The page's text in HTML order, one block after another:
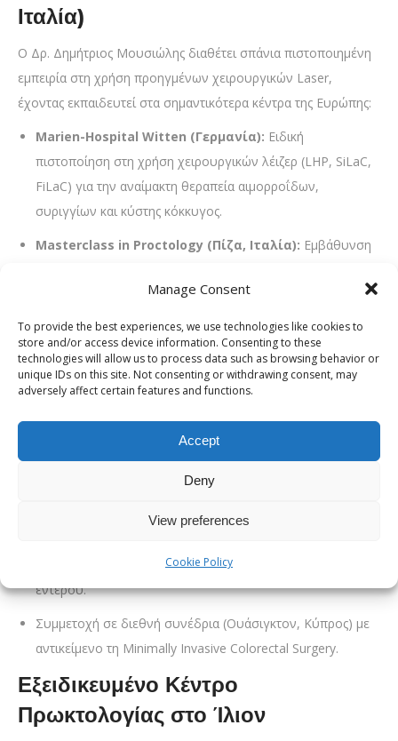
Manage Consent
To provide the best experiences, we use technologies like cookies to
store and/or access device information. Consenting to these
technologies will allow us to process data such as browsing behavior or
unique IDs on this site. Not consenting or withdrawing consent, may
adversely affect certain features and functions.
Accept
Deny
View preferences
Cookie Policy
Ιταλία)
Ο Δρ. Δημήτριος Μουσιώλης διαθέτει σπάνια πιστοποιημένη
εμπειρία στη χρήση προηγμένων χειρουργικών Laser,
έχοντας εκπαιδευτεί στα σημαντικότερα κέντρα της Ευρώπης:
Marien-Hospital Witten (Γερμανία): Ειδική
πιστοποίηση στη χρήση χειρουργικών λέιζερ (LHP, SiLaC,
FiLaC) για την αναίμακτη θεραπεία αιμορροΐδων,
συριγγίων και κύστης κόκκυγος.
Masterclass in Proctology (Πίζα, Ιταλία): Εμβάθυνση
Μετεκπαίδευση στο σύστημα
υπερήχων HAL-RAR για την ανώδυνη αντιμετώπιση της
αιμορροϊδοπάθειας.
Ρομποτική & Λαπαροσκοπική
Χειρουργική
Ως μέλος της
Ρομποτικής Χειρουργικής, ο Δρ. Δημήτριος Μουσιώλης
System) και στη Λαπαροσκοπική Χειρουργική παχέος
εντέρου.
Συμμετοχή σε διεθνή συνέδρια (Ουάσιγκτον, Κύπρος) με
αντικείμενο τη Minimally Invasive Colorectal Surgery.
Εξειδικευμένο Κέντρο
Πρωκτολογίας στο Ίλιον